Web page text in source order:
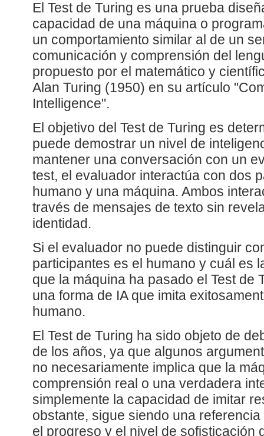
El Test de Turing es una prueba
capacidad de una máquina o
un comportamiento similar al de un
comunicación y comprensión del
propuesto por el matemático y
Alan Turing (1950) en su artículo
Intelligence".
El objetivo del Test de Turing es
puede demostrar un nivel de
mantener una conversación con un
test, el evaluador interactúa con dos
humano y una máquina. Ambos
través de mensajes de texto sin
identidad.
Si el evaluador no puede distinguir
participantes es el humano y cuál es
que la máquina ha pasado el Test de
una forma de IA que imita
humano.
El Test de Turing ha sido objeto de
de los años, ya que algunos
no necesariamente implica que la
comprensión real o una verdadera
simplemente la capacidad de imitar
obstante, sigue siendo una
el progreso y el nivel de sofisticación